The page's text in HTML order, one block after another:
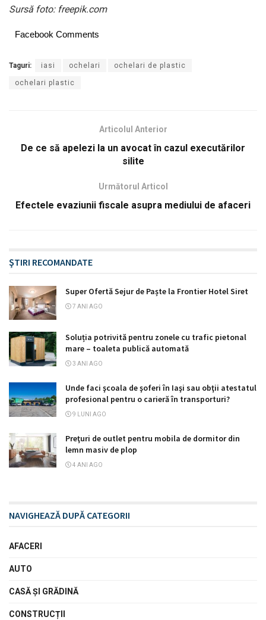
Sursă foto: freepik.com
Facebook Comments
Taguri: iasi ochelari ochelari de plastic
ochelari plastic
Articolul Anterior
De ce să apelezi la un avocat în cazul executărilor
silite
Următorul Articol
Efectele evaziunii fiscale asupra mediului de afaceri
ŞTIRI RECOMANDATE
Super Ofertă Sejur de Paște la Frontier Hotel Siret
7 ANI AGO
Soluția potrivită pentru zonele cu trafic pietonal
mare – toaleta publică automată
3 ANI AGO
Unde faci şcoala de şoferi în Iaşi sau obţii atestatul
profesional pentru o carieră în transporturi?
9 LUNI AGO
Preţuri de outlet pentru mobila de dormitor din
lemn masiv de plop
4 ANI AGO
NAVIGHEAZĂ DUPĂ CATEGORII
AFACERI
AUTO
CASĂ ŞI GRĂDINĂ
CONSTRUCȚII